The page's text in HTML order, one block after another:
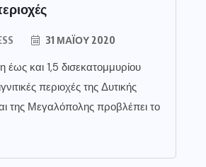
31 ΜΑΪ́ΟΥ 2020
έως και 1,5 δισεκατομμυρίου
περιοχές της Δυτικής
της Μεγαλόπολης προβλέπει το